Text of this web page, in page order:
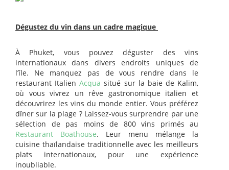
Dégustez du vin dans un cadre magique
À Phuket, vous pouvez déguster des vins
internationaux dans divers endroits uniques de
l’île. Ne manquez pas de vous rendre dans le
restaurant ItalienAcqua situé sur la baie de Kalim,
où vous vivrez un rêve gastronomique italien et
découvrirez les vins du monde entier. Vous préférez
dîner sur la plage ? Laissez-vous surprendre par une
sélection de pas moins de 800 vins primés au
Restaurant Boathouse. Leur menu mélange la
cuisine thaïlandaise traditionnelle avec les meilleurs
plats internationaux, pour une expérience
inoubliable.